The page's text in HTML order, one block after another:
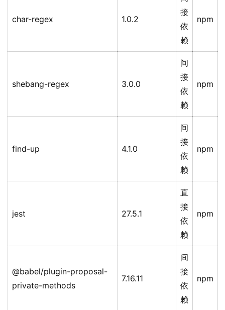
char-regex 1.0.2
接
依
赖
npm
shebang-regex 3.0.0
间
接
依
赖
npm
find-up 4.1.0
间
接
依
赖
npm
jest 27.5.1
直
接
依
赖
npm
@babel/plugin-proposal-
private-methods
7.16.11
间
接
依
赖
npm